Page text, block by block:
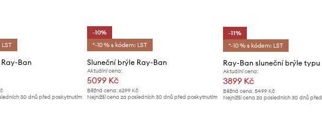
LST
Ban
30 dnů před poskytnutím
-10%
*-10 % s kódem: LST
Sluneční brýle Ray-Ban
Aktuální cena:
5099 Kč
Běžná cena: 6299 Kč
Nejnižší cena za posledních 30 dnů před poskytnutím
-11%
*-10 % s kódem: LST
Aktuální cena:
3899 Kč
Běžná cena: 5499 Kč
Nejnižší cena za posledních 30 dnů